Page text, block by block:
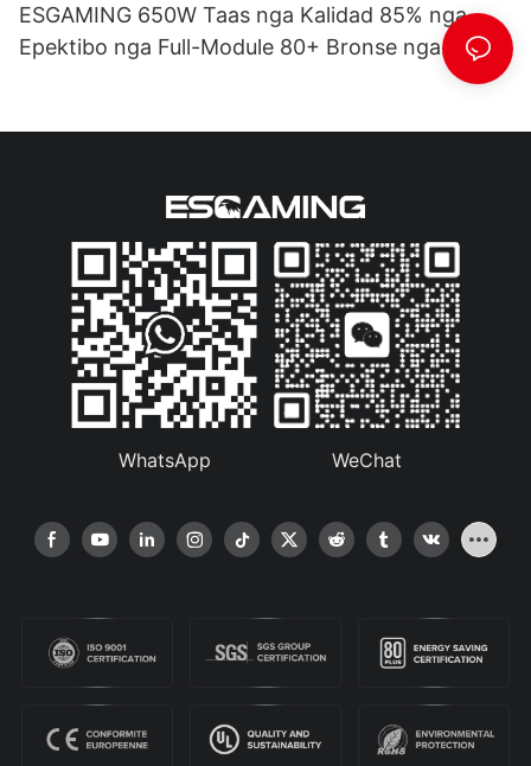
ESGAMING 650W Taas nga Kalidad 85% nga
Epektibo nga Full-Module 80+ Bronse nga
Suplay sa Kuryente sa Desktop PC ESB650W
WhatsApp WeChat